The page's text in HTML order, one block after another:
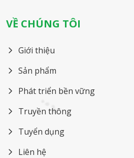
VỀ CHÚNG TÔI
Giới thiệu
Sản phẩm
Phát triển bền vững
Truyền thông
Tuyển dụng
Liên hệ